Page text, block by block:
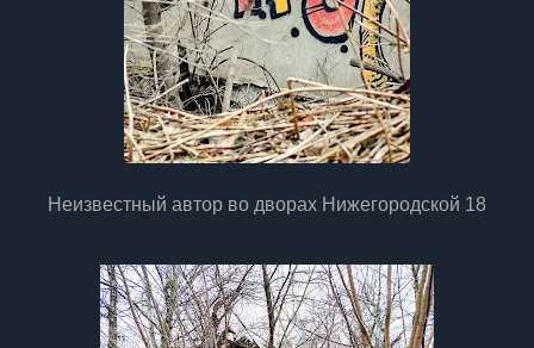
Неизвестный автор во дворах Нижегородской 18